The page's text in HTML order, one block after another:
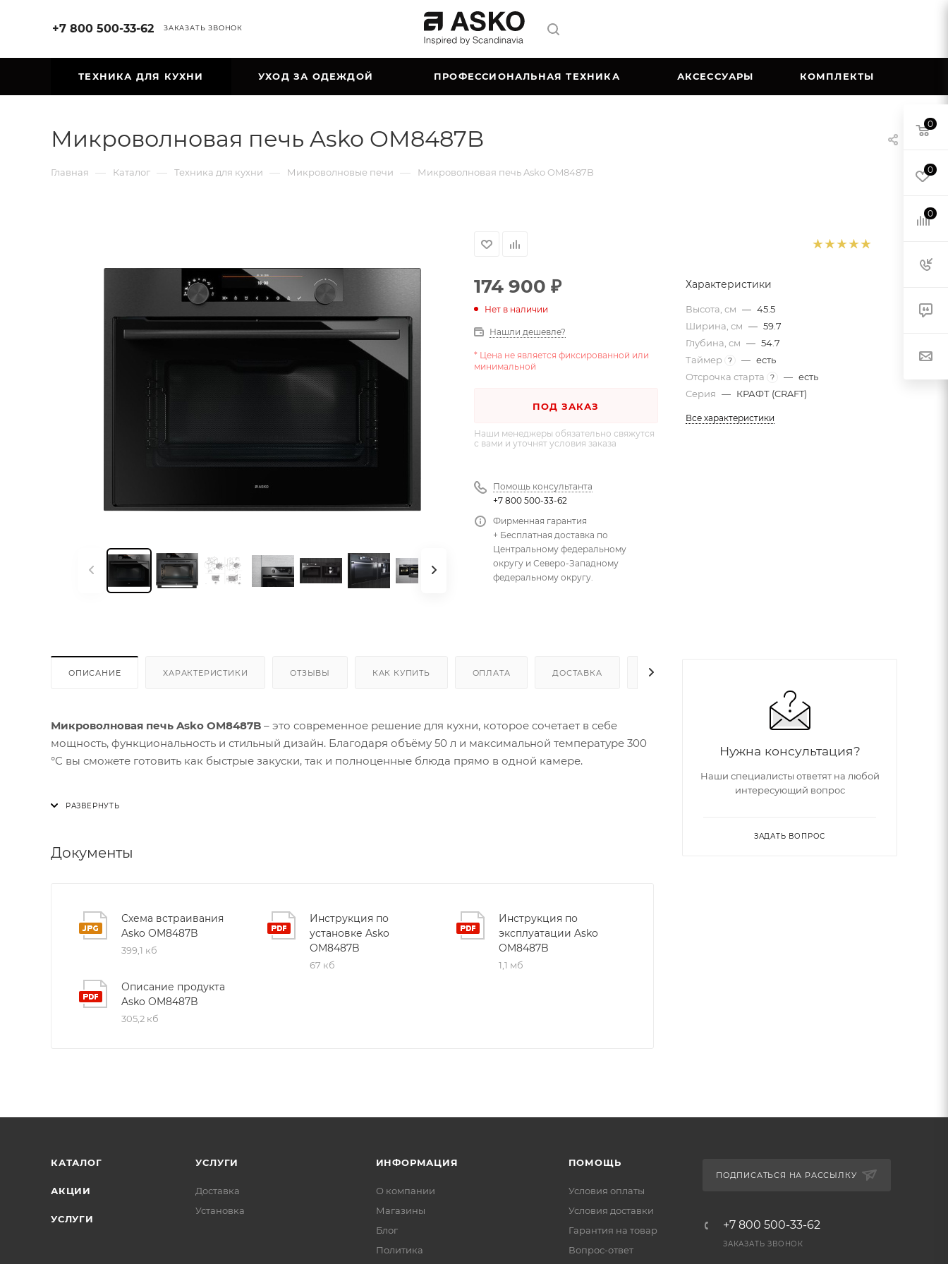
+7 800 500-33-62 ЗАКАЗАТЬ ЗВОНОК
ТЕХНИКА ДЛЯ КУХНИ УХОД ЗА ОДЕЖДОЙ ПРОФЕССИОНАЛЬНАЯ ТЕХНИКА АКСЕССУАРЫ КОМПЛЕКТЫ
Микроволновая печь Asko OM8487B
Главная — Каталог — Техника для кухни — Микроволновые печи — Микроволновая печь Asko OM8487B
174 900 ₽
Нет в наличии
Нашли дешевле?
* Цена не является фиксированной или
минимальной
ПОД ЗАКАЗ
Наши менеджеры обязательно свяжутся
с вами и уточнят условия заказа
Помощь консультанта
+7 800 500-33-62
Фирменная гарантия
+ Бесплатная доставка по
Центральному федеральному
округу и Северо-Западному
федеральному округу.
Характеристики
Высота, см — 45.5
Ширина, см — 59.7
Глубина, см — 54.7
Таймер
? — есть
Отсрочка старта
? — есть
Серия — КРАФТ (CRAFT)
Все характеристики
ОПИСАНИЕ ХАРАКТЕРИСТИКИ ОТЗЫВЫ КАК КУПИТЬ ОПЛАТА ДОСТАВКА ДОПОЛНИТЕЛЬНО
Микроволновая печь Asko OM8487B – это современное решение для кухни, которое сочетает в себе
мощность, функциональность и стильный дизайн. Благодаря объёму 50 л и максимальной температуре 300
°C вы сможете готовить как быстрые закуски, так и полноценные блюда прямо в одной камере.
позволяя использовать его для больших порций.
приготовление» или «Очистка паром AquaClean». Благодаря светодиодному освещению (одно боковое) вы
всегда видите, что происходит внутри камеры.
Безопасность и уход – важные аспекты Asko OM8487B. Активное охлаждение дверцы из стекла с
нержавеющей сталью, съемные стеклянные противни и стандартный шарнир делают очистку простой и
быстрой. Программа AquaClean использует пар для смягчения загрязнений, а затем микроволны удаляют
остатки пищи без лишних усилий.
Документы
Схема встраивания
Asko OM8487B
399,1 кб
Инструкция по
установке Asko
OM8487B
67 кб
Инструкция по
эксплуатации Asko
OM8487B
1,1 мб
Описание продукта
Asko OM8487B
305,2 кб
Нужна консультация?
Наши специалисты ответят на любой
интересующий вопрос
ЗАДАТЬ ВОПРОС
КАТАЛОГ
АКЦИИ
УСЛУГИ
УСЛУГИ
Доставка
Установка
ИНФОРМАЦИЯ
О компании
Магазины
Блог
Политика
ПОМОЩЬ
Условия оплаты
Условия доставки
Гарантия на товар
Вопрос-ответ
ПОДПИСАТЬСЯ НА РАССЫЛКУ
+7 800 500-33-62
ЗАКАЗАТЬ ЗВОНОК
0
0
0